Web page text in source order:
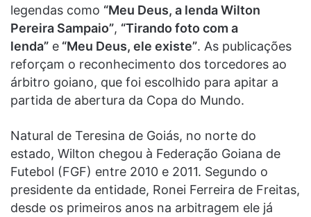
legendas como “Meu Deus, a lenda Wilton
Pereira Sampaio”, “Tirando foto com a
lenda” e “Meu Deus, ele existe”. As publicações
reforçam o reconhecimento dos torcedores ao
árbitro goiano, que foi escolhido para apitar a
partida de abertura da Copa do Mundo.
Natural de Teresina de Goiás, no norte do
estado, Wilton chegou à Federação Goiana de
Futebol (FGF) entre 2010 e 2011. Segundo o
presidente da entidade, Ronei Ferreira de Freitas,
desde os primeiros anos na arbitragem ele já